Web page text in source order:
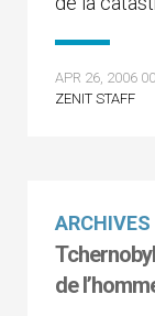
APR 26, 2006
ZENIT STAFF
ARCHIVES
de